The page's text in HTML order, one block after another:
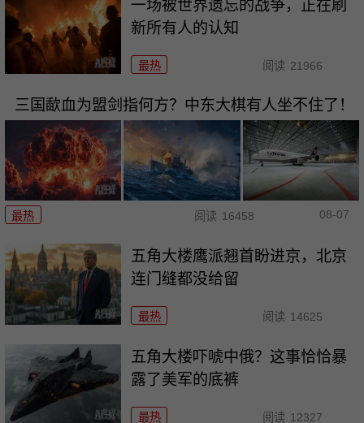
一场被世界遗忘的战争，正在刷
新所有人的认知
最热 阅读 21966
三国歃血为盟剑指何方？中东大棋有人坐不住了！
最热 阅读 16458 08-07
五角大楼鹰派翘首盼进京，北京
连门缝都没给留
最热 阅读 14625
五角大楼吓唬中俄？这事恰恰暴
露了美军的底裤
最热 阅读 12327